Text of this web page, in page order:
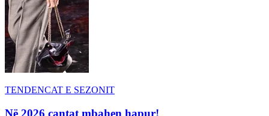
TENDENCAT E SEZONIT
Në 2026 çantat mbahen hapur!